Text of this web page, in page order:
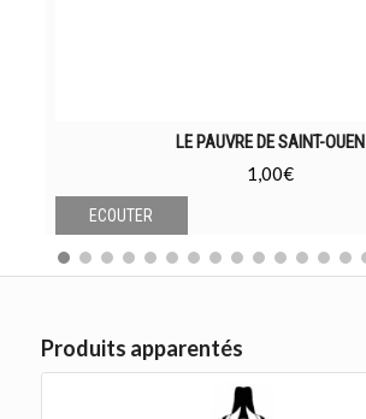
LE PAUVRE DE SAINT-OUEN
1,00€
ECOUTER
Produits apparentés